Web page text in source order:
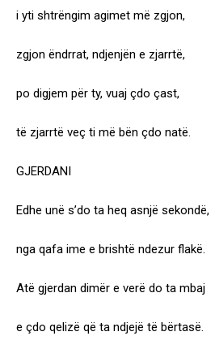
i yti shtrëngim agimet më zgjon,
zgjon ëndrrat, ndjenjën e zjarrtë,
po digjem për ty, vuaj çdo çast,
të zjarrtë veç ti më bën çdo natë.
GJERDANI
Edhe unë s’do ta heq asnjë sekondë,
nga qafa ime e brishtë ndezur flakë.
Atë gjerdan dimër e verë do ta mbaj
e çdo qelizë që ta ndjejë të bërtasë.